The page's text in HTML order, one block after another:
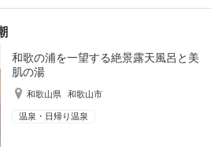
和歌の浦を一望する絶景露天風呂と美
肌の湯
和歌山県 和歌山市
温泉・日帰り温泉